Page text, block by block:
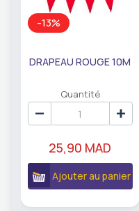
-13%
DRAPEAU ROUGE 10M
Quantité
25,90 MAD
Ajouter au panier